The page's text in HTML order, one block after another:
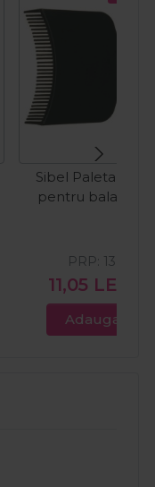
Sibel Paleta cu
pentru balayage
11,05 LEI
PRP: 13,00
Adauga in